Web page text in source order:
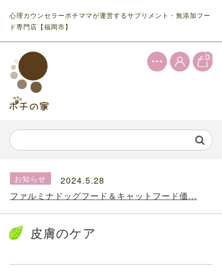
心理カウンセラーポチママが運営するサプリメント・無添加フー
ド専門店【福岡市】
0
ファルミナドッグフード＆キャットフード価...
お知らせ
2024.10.7
お知らせ
2024.5.28
ファルミナドッグフード＆キャットフード価...
2024.10.7
送料の価格変更のお知らせ...
お知らせ
2024.5.28
皮膚のケア